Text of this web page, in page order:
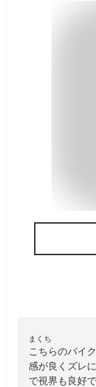
まくち
こちらのバイ
感が良くズレ
で視界も良好